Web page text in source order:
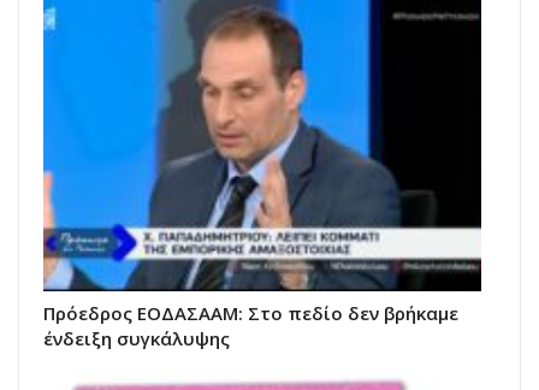
Πρόεδρος ΕΟΔΑΣΑΑΜ: Στο πεδίο δεν βρήκαμε
ένδειξη συγκάλυψης